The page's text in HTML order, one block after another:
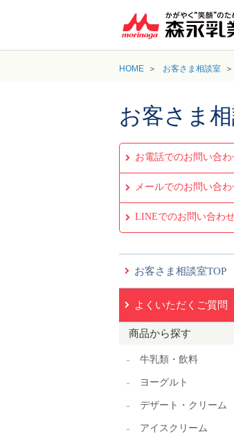
HOME お客さま相談室
お客さま
お電話でのお問い合
メールでのお問い合わ
LINEでのお問い合わ
お客さま相談室TOP
よくいただくご質問
商品から探す
牛乳類・飲料
ヨーグルト
デザート・クリーム
アイスクリーム